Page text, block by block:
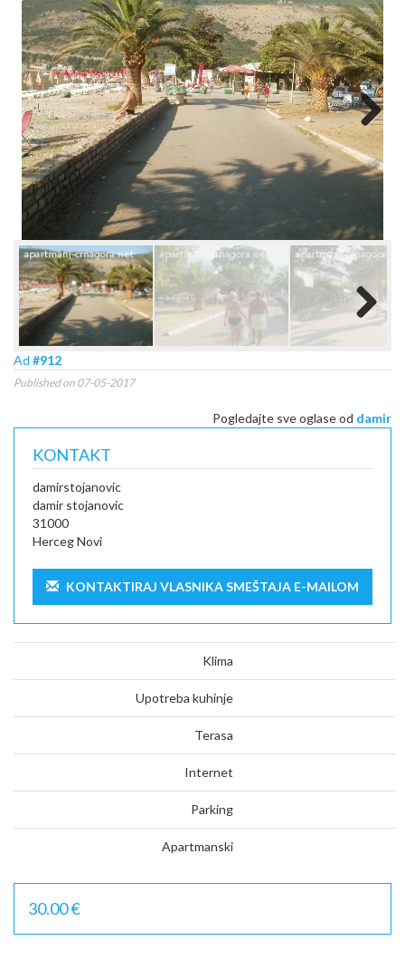
Next
Ad #912
Published on 07-05-2017
Pogledajte sve oglase od damir
KONTAKT
damirstojanovic
damir stojanovic
31000
Herceg Novi
KONTAKTIRAJ VLASNIKA SMEŠTAJA E-MAILOM
Klima
Upotreba kuhinje
Terasa
Internet
Parking
Apartmanski
30.00 €